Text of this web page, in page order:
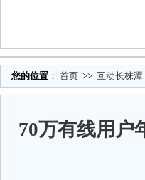
您的位置 ： 首页 >> 互动长株潭
70万有线用户